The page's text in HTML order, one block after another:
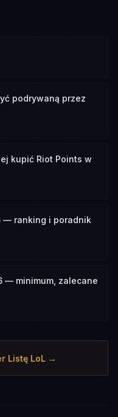
podrywaną przez
kupić Riot Points w
— ranking i poradnik
— minimum, zalecane
Listę LoL →